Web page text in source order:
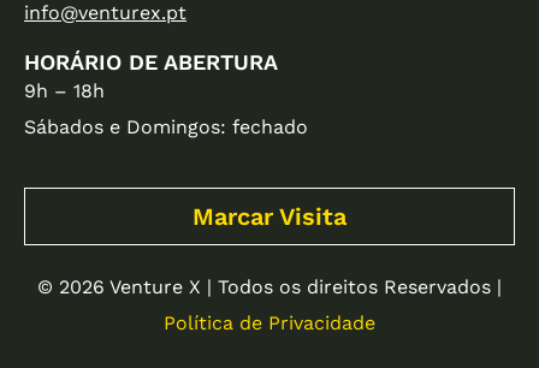
info@venturex.pt
HORÁRIO DE ABERTURA
9h – 18h
Sábados e Domingos: fechado
Marcar Visita
© 2026 Venture X | Todos os direitos Reservados |
Política de Privacidade